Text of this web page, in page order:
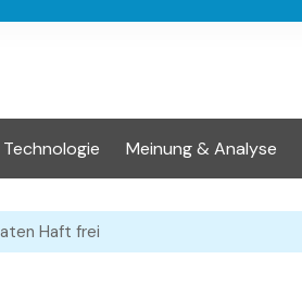
Technologie Meinung & Analyse
Haft frei